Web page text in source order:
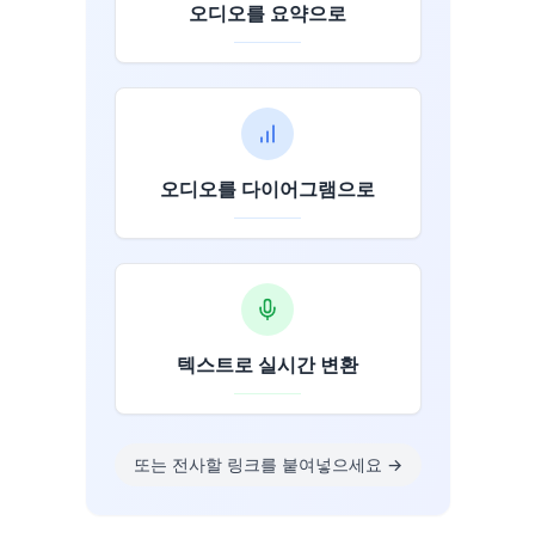
오디오를 요약으로
오디오를 다이어그램으로
텍스트로 실시간 변환
또는 전사할 링크를 붙여넣으세요 →